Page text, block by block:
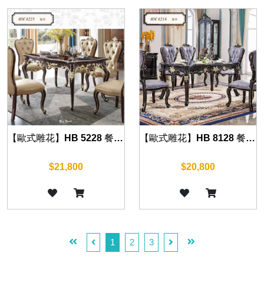
【歐式雕花】HB 5228 餐桌(沉穩黑) 150cm
$21,800
【歐式雕花】HB 8128 餐桌(沉穩黑) 130cm/150cm
$20,800
1 2 3